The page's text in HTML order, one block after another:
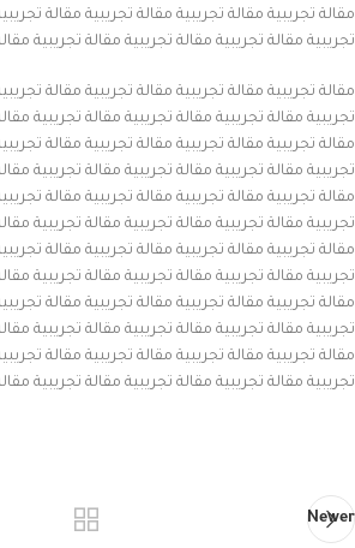
مقالة تجريبية مقالة تجريبية مقالة تجريبية مقالة
تجريبية مقالة تجريبية مقالة تجريبية مقالة تجريبية
مقالة تجريبية مقالة تجريبية مقالة تجريبية مقالة
تجريبية مقالة تجريبية مقالة تجريبية مقالة تجريبية
مقالة تجريبية مقالة تجريبية مقالة تجريبية مقالة
تجريبية مقالة تجريبية مقالة تجريبية مقالة تجريبية
مقالة تجريبية مقالة تجريبية مقالة تجريبية مقالة
تجريبية مقالة تجريبية مقالة تجريبية مقالة تجريبية
مقالة تجريبية مقالة تجريبية مقالة تجريبية مقالة
تجريبية مقالة تجريبية مقالة تجريبية مقالة تجريبية
مقالة تجريبية مقالة تجريبية مقالة تجريبية مقالة
تجريبية مقالة تجريبية مقالة تجريبية مقالة تجريبية
مقالة تجريبية مقالة تجريبية مقالة تجريبية مقالة
تجريبية مقالة تجريبية مقالة تجريبية مقالة تجريبية
Newer